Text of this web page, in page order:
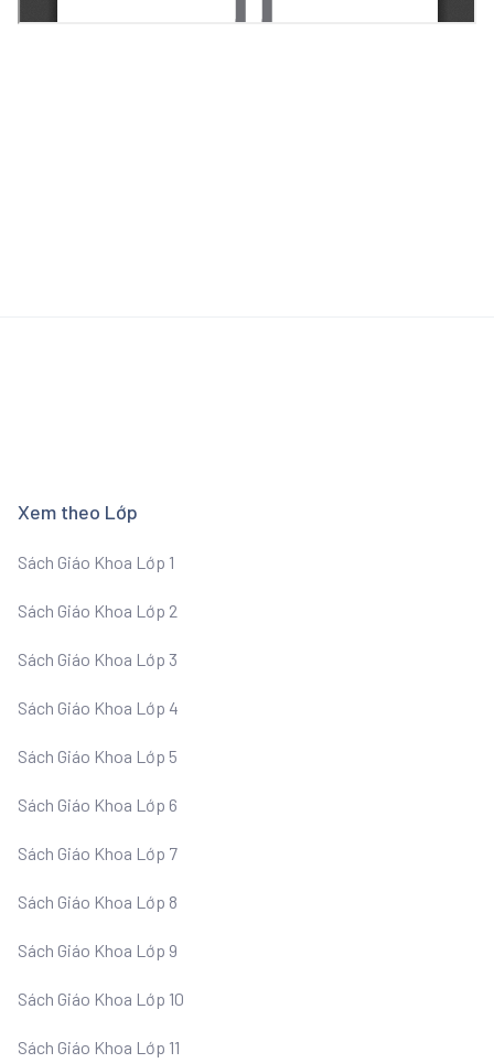
Xem theo Lớp
Sách Giáo Khoa Lớp 1
Sách Giáo Khoa Lớp 2
Sách Giáo Khoa Lớp 3
Sách Giáo Khoa Lớp 4
Sách Giáo Khoa Lớp 5
Sách Giáo Khoa Lớp 6
Sách Giáo Khoa Lớp 7
Sách Giáo Khoa Lớp 8
Sách Giáo Khoa Lớp 9
Sách Giáo Khoa Lớp 10
Sách Giáo Khoa Lớp 11